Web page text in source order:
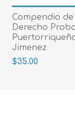
Compendio de
Derecho
Jimenez
$35.00